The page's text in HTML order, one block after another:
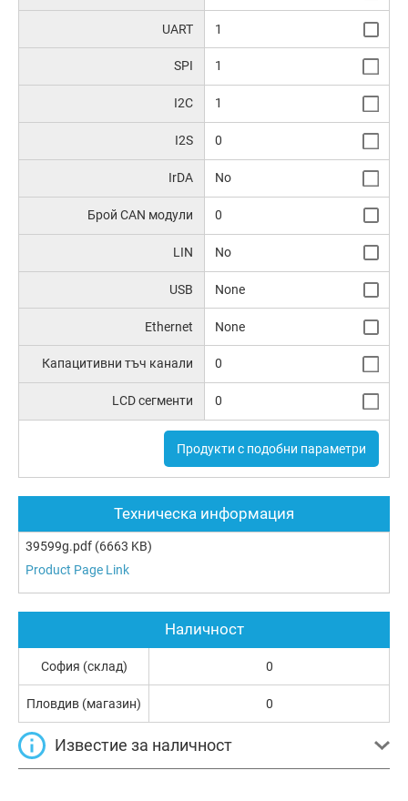
UART 1
SPI 1
I2C 1
I2S 0
IrDA No
Брой CAN модули 0
LIN No
USB None
Ethernet None
Капацитивни тъч канали 0
LCD сегменти 0
Продукти с подобни параметри
Техническа информация
39599g.pdf (6663 KB)
Product Page Link
Наличност
София (склад) 0
Пловдив (магазин) 0
Известие за наличност